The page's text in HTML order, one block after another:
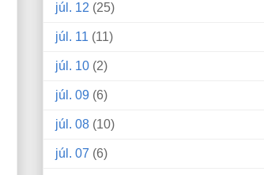
júl. 12 (25)
júl. 11 (11)
júl. 10 (2)
júl. 09 (6)
júl. 08 (10)
júl. 07 (6)